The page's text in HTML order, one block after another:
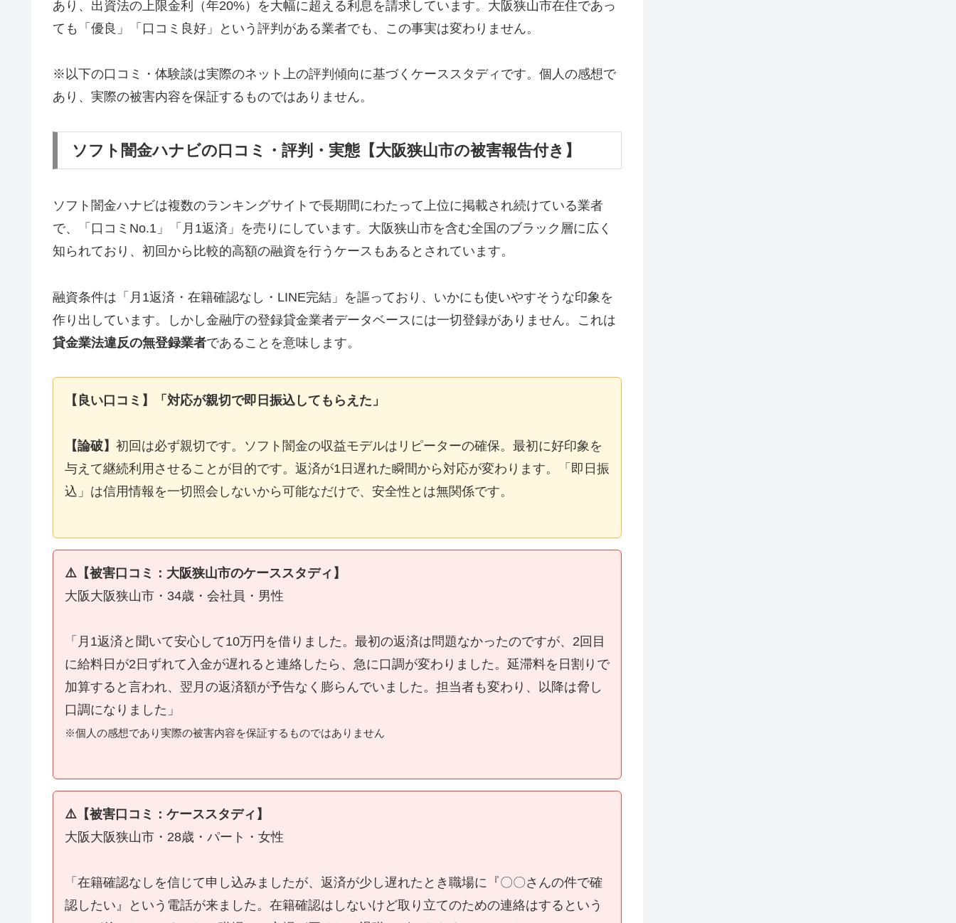
あり、出資法の上限金利（年20%）を大幅に超える利息を請求しています。大阪狭山市在住であっ
ても「優良」「口コミ良好」という評判がある業者でも、この事実は変わりません。
※以下の口コミ・体験談は実際のネット上の評判傾向に基づくケーススタディです。個人の感想で
あり、実際の被害内容を保証するものではありません。
ソフト闇金ハナビの口コミ・評判・実態【大阪狭山市の被害報告付き】
ソフト闇金ハナビは複数のランキングサイトで長期間にわたって上位に掲載され続けている業者
で、「口コミNo.1」「月1返済」を売りにしています。大阪狭山市を含む全国のブラック層に広く
知られており、初回から比較的高額の融資を行うケースもあるとされています。
融資条件は「月1返済・在籍確認なし・LINE完結」を謳っており、いかにも使いやすそうな印象を
作り出しています。しかし金融庁の登録貸金業者データベースには一切登録がありません。これは
貸金業法違反の無登録業者であることを意味します。
【良い口コミ】「対応が親切で即日振込してもらえた」
【論破】 初回は必ず親切です。ソフト闇金の収益モデルはリピーターの確保。最初に好印象を
与えて継続利用させることが目的です。返済が1日遅れた瞬間から対応が変わります。「即日振
込」は信用情報を一切照会しないから可能なだけで、安全性とは無関係です。
⚠️【被害口コミ：大阪狭山市のケーススタディ】
大阪大阪狭山市・34歳・会社員・男性
「月1返済と聞いて安心して10万円を借りました。最初の返済は問題なかったのですが、2回目
に給料日が2日ずれて入金が遅れると連絡したら、急に口調が変わりました。延滞料を日割りで
加算すると言われ、翌月の返済額が予告なく膨らんでいました。担当者も変わり、以降は脅し
口調になりました」
※個人の感想であり実際の被害内容を保証するものではありません
⚠️【被害口コミ：ケーススタディ】
大阪大阪狭山市・28歳・パート・女性
「在籍確認なしを信じて申し込みましたが、返済が少し遅れたとき職場に『〇〇さんの件で確
認したい』という電話が来ました。在籍確認はしないけど取り立てのための連絡はするという